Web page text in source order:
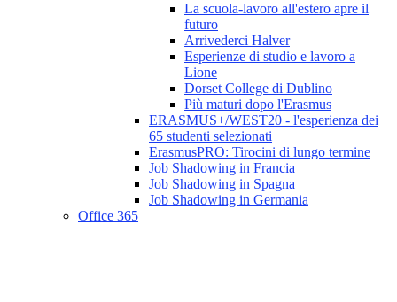
La scuola-lavoro all'estero apre il
futuro
Arrivederci Halver
Esperienze di studio e lavoro a
Lione
Dorset College di Dublino
Più maturi dopo l'Erasmus
ERASMUS+/WEST20 - l'esperienza dei
65 studenti selezionati
ErasmusPRO: Tirocini di lungo termine
Job Shadowing in Francia
Job Shadowing in Spagna
Job Shadowing in Germania
Office 365